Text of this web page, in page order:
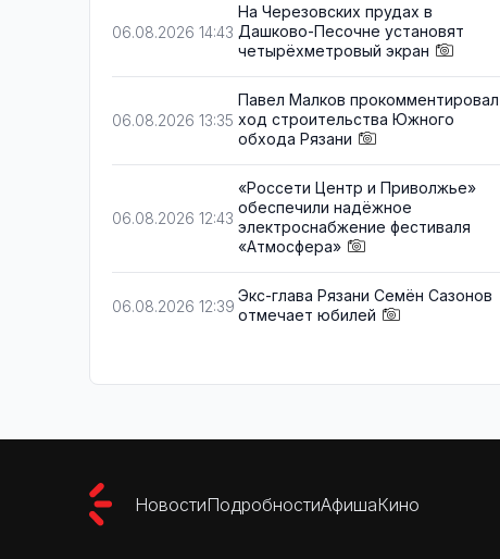
06.08.2026 14:43
На Черезовских прудах в
Дашково-Песочне установят
четырёхметровый экран
06.08.2026 13:35
Павел Малков прокомментировал
ход строительства Южного
обхода Рязани
06.08.2026 12:43
«Россети Центр и Приволжье»
обеспечили надёжное
электроснабжение фестиваля
«Атмосфера»
06.08.2026 12:39
Экс-глава Рязани Семён Сазонов
отмечает юбилей
НовостиПодробностиАфишаКино